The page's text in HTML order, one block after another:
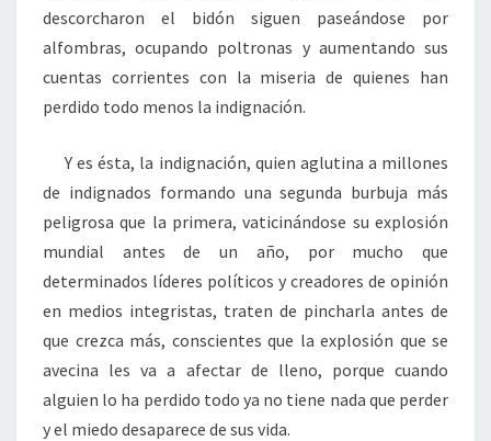
descorcharon el bidón siguen paseándose por
alfombras, ocupando poltronas y aumentando sus
cuentas corrientes con la miseria de quienes han
perdido todo menos la indignación.
Y es ésta, la indignación, quien aglutina a millones
de indignados formando una segunda burbuja más
peligrosa que la primera, vaticinándose su explosión
mundial antes de un año, por mucho que
determinados líderes políticos y creadores de opinión
en medios integristas, traten de pincharla antes de
que crezca más, conscientes que la explosión que se
avecina les va a afectar de lleno, porque cuando
alguien lo ha perdido todo ya no tiene nada que perder
y el miedo desaparece de sus vida.